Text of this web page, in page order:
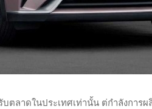
บตลาดในประเทศเท่านั้น ต่กำลังกา